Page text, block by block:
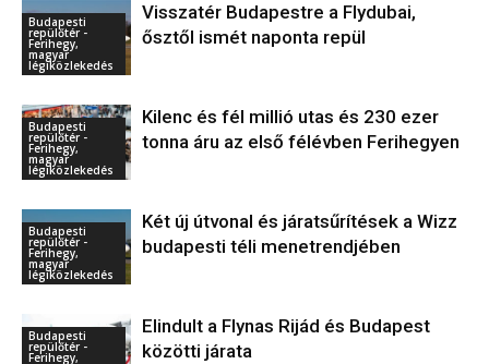
Budapesti
repülőtér -
Ferihegy,
magyar
légiközlekedés
Visszatér Budapestre a Flydubai,
ősztől ismét naponta repül
Budapesti
repülőtér -
Ferihegy,
magyar
légiközlekedés
Kilenc és fél millió utas és 230 ezer
tonna áru az első félévben Ferihegyen
Budapesti
repülőtér -
Ferihegy,
magyar
légiközlekedés
Két új útvonal és járatsűrítések a Wizz
budapesti téli menetrendjében
Budapesti
repülőtér -
Ferihegy,
Elindult a Flynas Rijád és Budapest
közötti járata